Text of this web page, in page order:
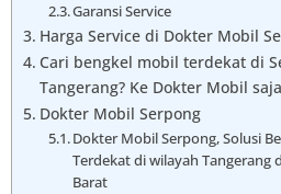
Garansi Service
Harga Service di Dokter Mobil
Cari bengkel mobil terdekat di
Tangerang? Ke Dokter Mobil
Dokter Mobil Serpong
Dokter Mobil Serpong, Solusi
Terdekat di wilayah Tangerang
Barat